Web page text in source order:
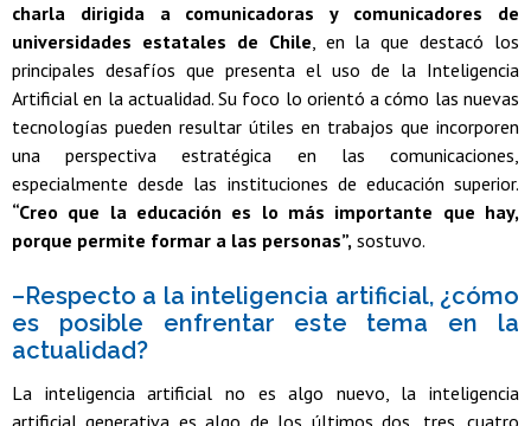
charla dirigida a comunicadoras y comunicadores de
universidades estatales de Chile, en la que destacó los
principales desafíos que presenta el uso de la Inteligencia
Artificial en la actualidad. Su foco lo orientó a cómo las nuevas
tecnologías pueden resultar útiles en trabajos que incorporen
una perspectiva estratégica en las comunicaciones,
especialmente desde las instituciones de educación superior.
“Creo que la educación es lo más importante que hay,
porque permite formar a las personas”, sostuvo.
–Respecto a la inteligencia artificial, ¿cómo
es posible enfrentar este tema en la
actualidad?
La inteligencia artificial no es algo nuevo, la inteligencia
artificial generativa es algo de los últimos dos, tres, cuatro